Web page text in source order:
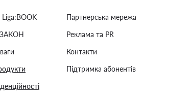
Партнерська мережа
Реклама та PR
Контакти
Підтримка абонентів